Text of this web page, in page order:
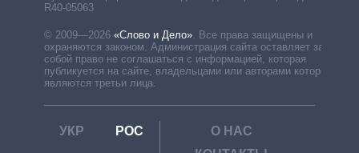
R40-05063
© 2009—2026 «Слово и Дело». Все права защищены и
охраняются законом. Администрация сайта оставляет за
собой право не соглашаться с информацией, которая
публикуется на сайте, владельцами или авторами которой
являются третьи лица.
УКР РОС
О НАС